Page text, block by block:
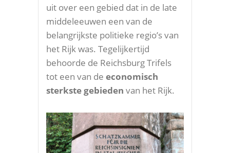
uit over een gebied dat in de late
middeleeuwen een van de
belangrijkste politieke regio’s van
het Rijk was. Tegelijkertijd
behoorde de Reichsburg Trifels
tot een van de economisch
sterkste gebieden van het Rijk.